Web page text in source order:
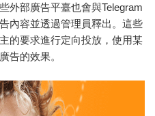
些外部廣告平臺也會與Telegram
內容並透過管理員釋出。這些
的要求進行定向投放，使用某
告的效果。